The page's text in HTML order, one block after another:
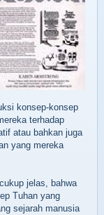
konsep-konsep
terhadap
atau bahkan juga
yang mereka
jelas, bahwa
Tuhan yang
sejarah manusia